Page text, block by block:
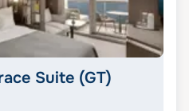
Suite (GT)